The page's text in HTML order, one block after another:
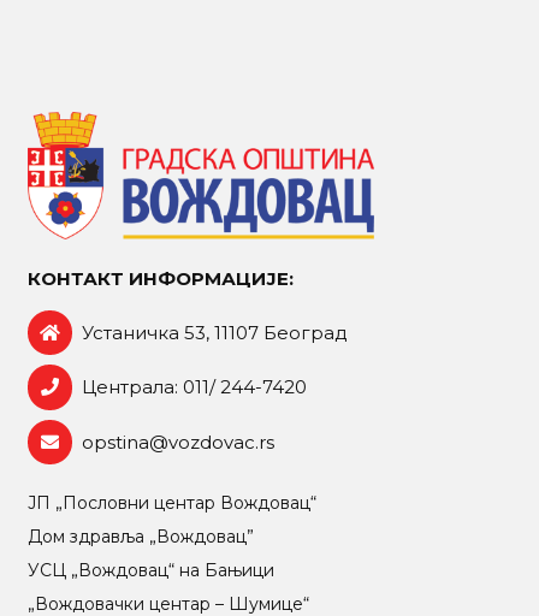
КОНТАКТ ИНФОРМАЦИЈЕ:
Устаничка 53, 11107 Београд
Централа: 011/ 244-7420
opstina@vozdovac.rs
ЈП „Пословни центар Вождовац“
Дом здравља „Вождовац”
УСЦ „Вождовац“ на Бањици
„Вождовачки центар – Шумице“